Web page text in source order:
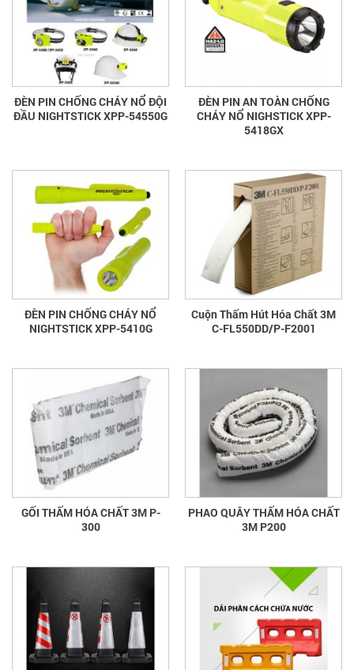
ĐÈN PIN CHỐNG CHÁY NỔ ĐỘI
ĐẦU NIGHTSTICK XPP-54550G
ĐÈN PIN AN TOÀN CHỐNG
CHÁY NỔ NIGHSTICK XPP-
5418GX
ĐÈN PIN CHỐNG CHÁY NỔ
NIGHTSTICK XPP-5410G
Cuộn Thấm Hút Hóa Chất 3M
C-FL550DD/P-F2001
GỐI THẤM HÓA CHẤT 3M P-
300
PHAO QUÂY THẤM HÓA CHẤT
3M P200